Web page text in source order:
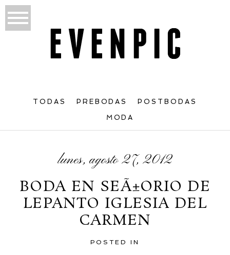
TODAS PREBODAS POSTBODAS
MODA
lunes, agosto 27, 2012
BODA EN SEÃ±ORIO DE
LEPANTO IGLESIA DEL
CARMEN
POSTED IN